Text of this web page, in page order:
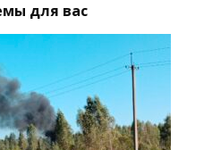
для вас